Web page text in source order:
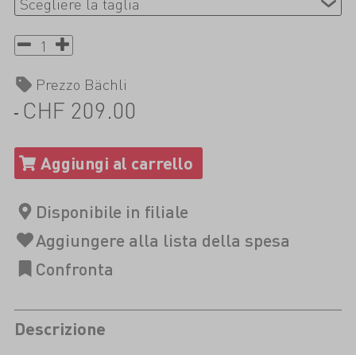
Prezzo Bächli
CHF 209.00
Descrizione